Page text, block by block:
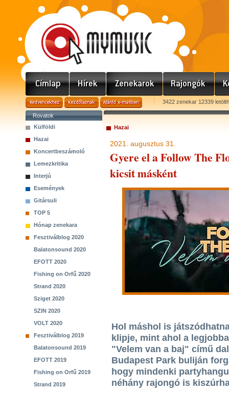
3422 zenekar 12339
Rovatok
Külföldi
Hazai
Koncertbeszámoló
Lemezkritika
Interjú
Események
Gitársuli
TOP 5
Hónap zenekara
Fesztiválblog 2020
Balatonsound 2020
EFOTT 2020
Fishing on Orfű 2020
Strand 2020
Sziget 2020
SZIN 2020
VOLT 2020
Fesztiválblog 2019
Balatonsound 2019
EFOTT 2019
Fishing on Orfű 2019
Strand 2019
Hazai
2021. augusztus 31.
Gyere el a Follow The
kicsit másként
Hol máshol is
klipje, mint ahol a
"Velem van a baj" című
Budapest Park buliján
hogy mindenki
néhány rajongó is